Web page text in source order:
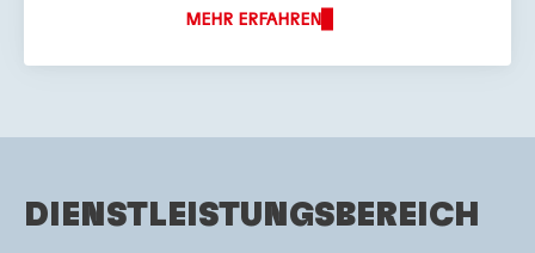
MEHR ERFAHREN
DIENSTLEISTUNGSBEREICH